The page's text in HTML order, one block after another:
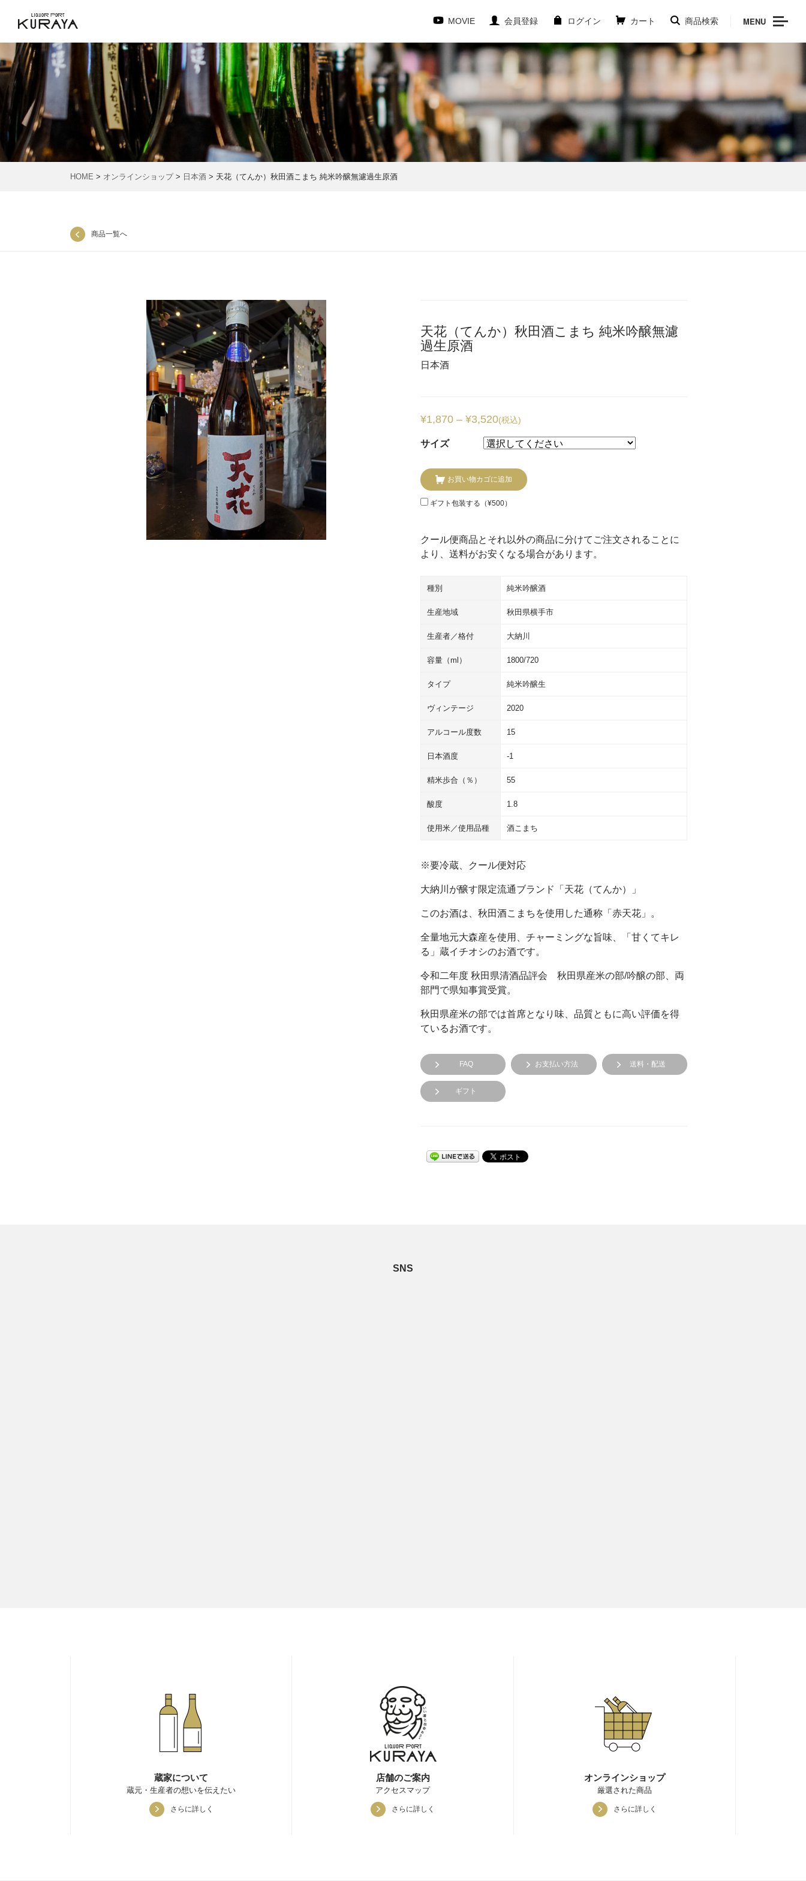
MOVIE 会員登録 ログイン カート 商品検索 MENU
HOME > オンラインショップ> 日本酒 > 天花（てんか）秋田酒こまち 純米吟醸無濾過生原酒
商品一覧へ
天花（てんか）秋田酒こまち 純米吟醸無濾
過生原酒
日本酒
¥1,870 – ¥3,520(税込)
サイズ
お買い物カゴに追加
ギフト包装する（¥500）
クール便商品とそれ以外の商品に分けてご注文されることに
より、送料がお安くなる場合があります。
種別 純米吟醸酒
生産地域 秋田県横手市
生産者／格付 大納川
容量（ml） 1800/720
タイプ 純米吟醸生
ヴィンテージ 2020
アルコール度数 15
日本酒度 -1
精米歩合（％） 55
酸度 1.8
使用米／使用品種 酒こまち
※要冷蔵、クール便対応
大納川が醸す限定流通ブランド「天花（てんか）」
このお酒は、秋田酒こまちを使用した通称「赤天花」。
全量地元大森産を使用、チャーミングな旨味、「甘くてキレ
る」蔵イチオシのお酒です。
令和二年度 秋田県清酒品評会 秋田県産米の部/吟醸の部、両
部門で県知事賞受賞。
秋田県産米の部では首席となり味、品質ともに高い評価を得
ているお酒です。
FAQ お支払い方法 送料・配送
ギフト
SNS
蔵家について
蔵元・生産者の想いを伝えたい
さらに詳しく
店舗のご案内
アクセスマップ
さらに詳しく
オンラインショップ
厳選された商品
さらに詳しく